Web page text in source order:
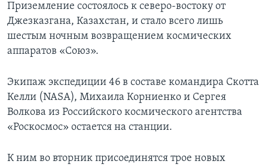
Приземление состоялось к северо-востоку от
Джезказгана, Казахстан, и стало всего лишь
шестым ночным возвращением космических
аппаратов «Союз».
Экипаж экспедиции 46 в составе командира Скотта
Келли (NASA), Михаила Корниенко и Сергея
Волкова из Российского космического агентства
«Роскосмос» остается на станции.
К ним во вторник присоединятся трое новых